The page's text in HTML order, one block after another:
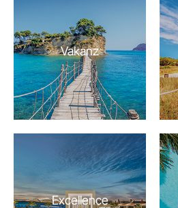
Vakanz
Excellence